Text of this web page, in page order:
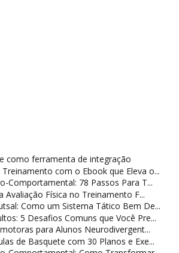
como ferramenta de integração
com o Ebook que Eleva o...
Comportamental: 78 Passos Para T...
Avaliação Física no Treinamento F...
Como um Sistema Tático Bem De...
5 Desafios Comuns que Você Pre...
para Alunos Neurodivergent...
de Basquete com 30 Planos e Exe...